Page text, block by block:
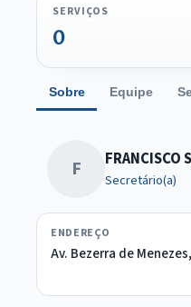
SERVIÇOS
0
Sobre Equipe
F FRANCISCO
Secretário(a)
ENDEREÇO
Av. Bezerra de